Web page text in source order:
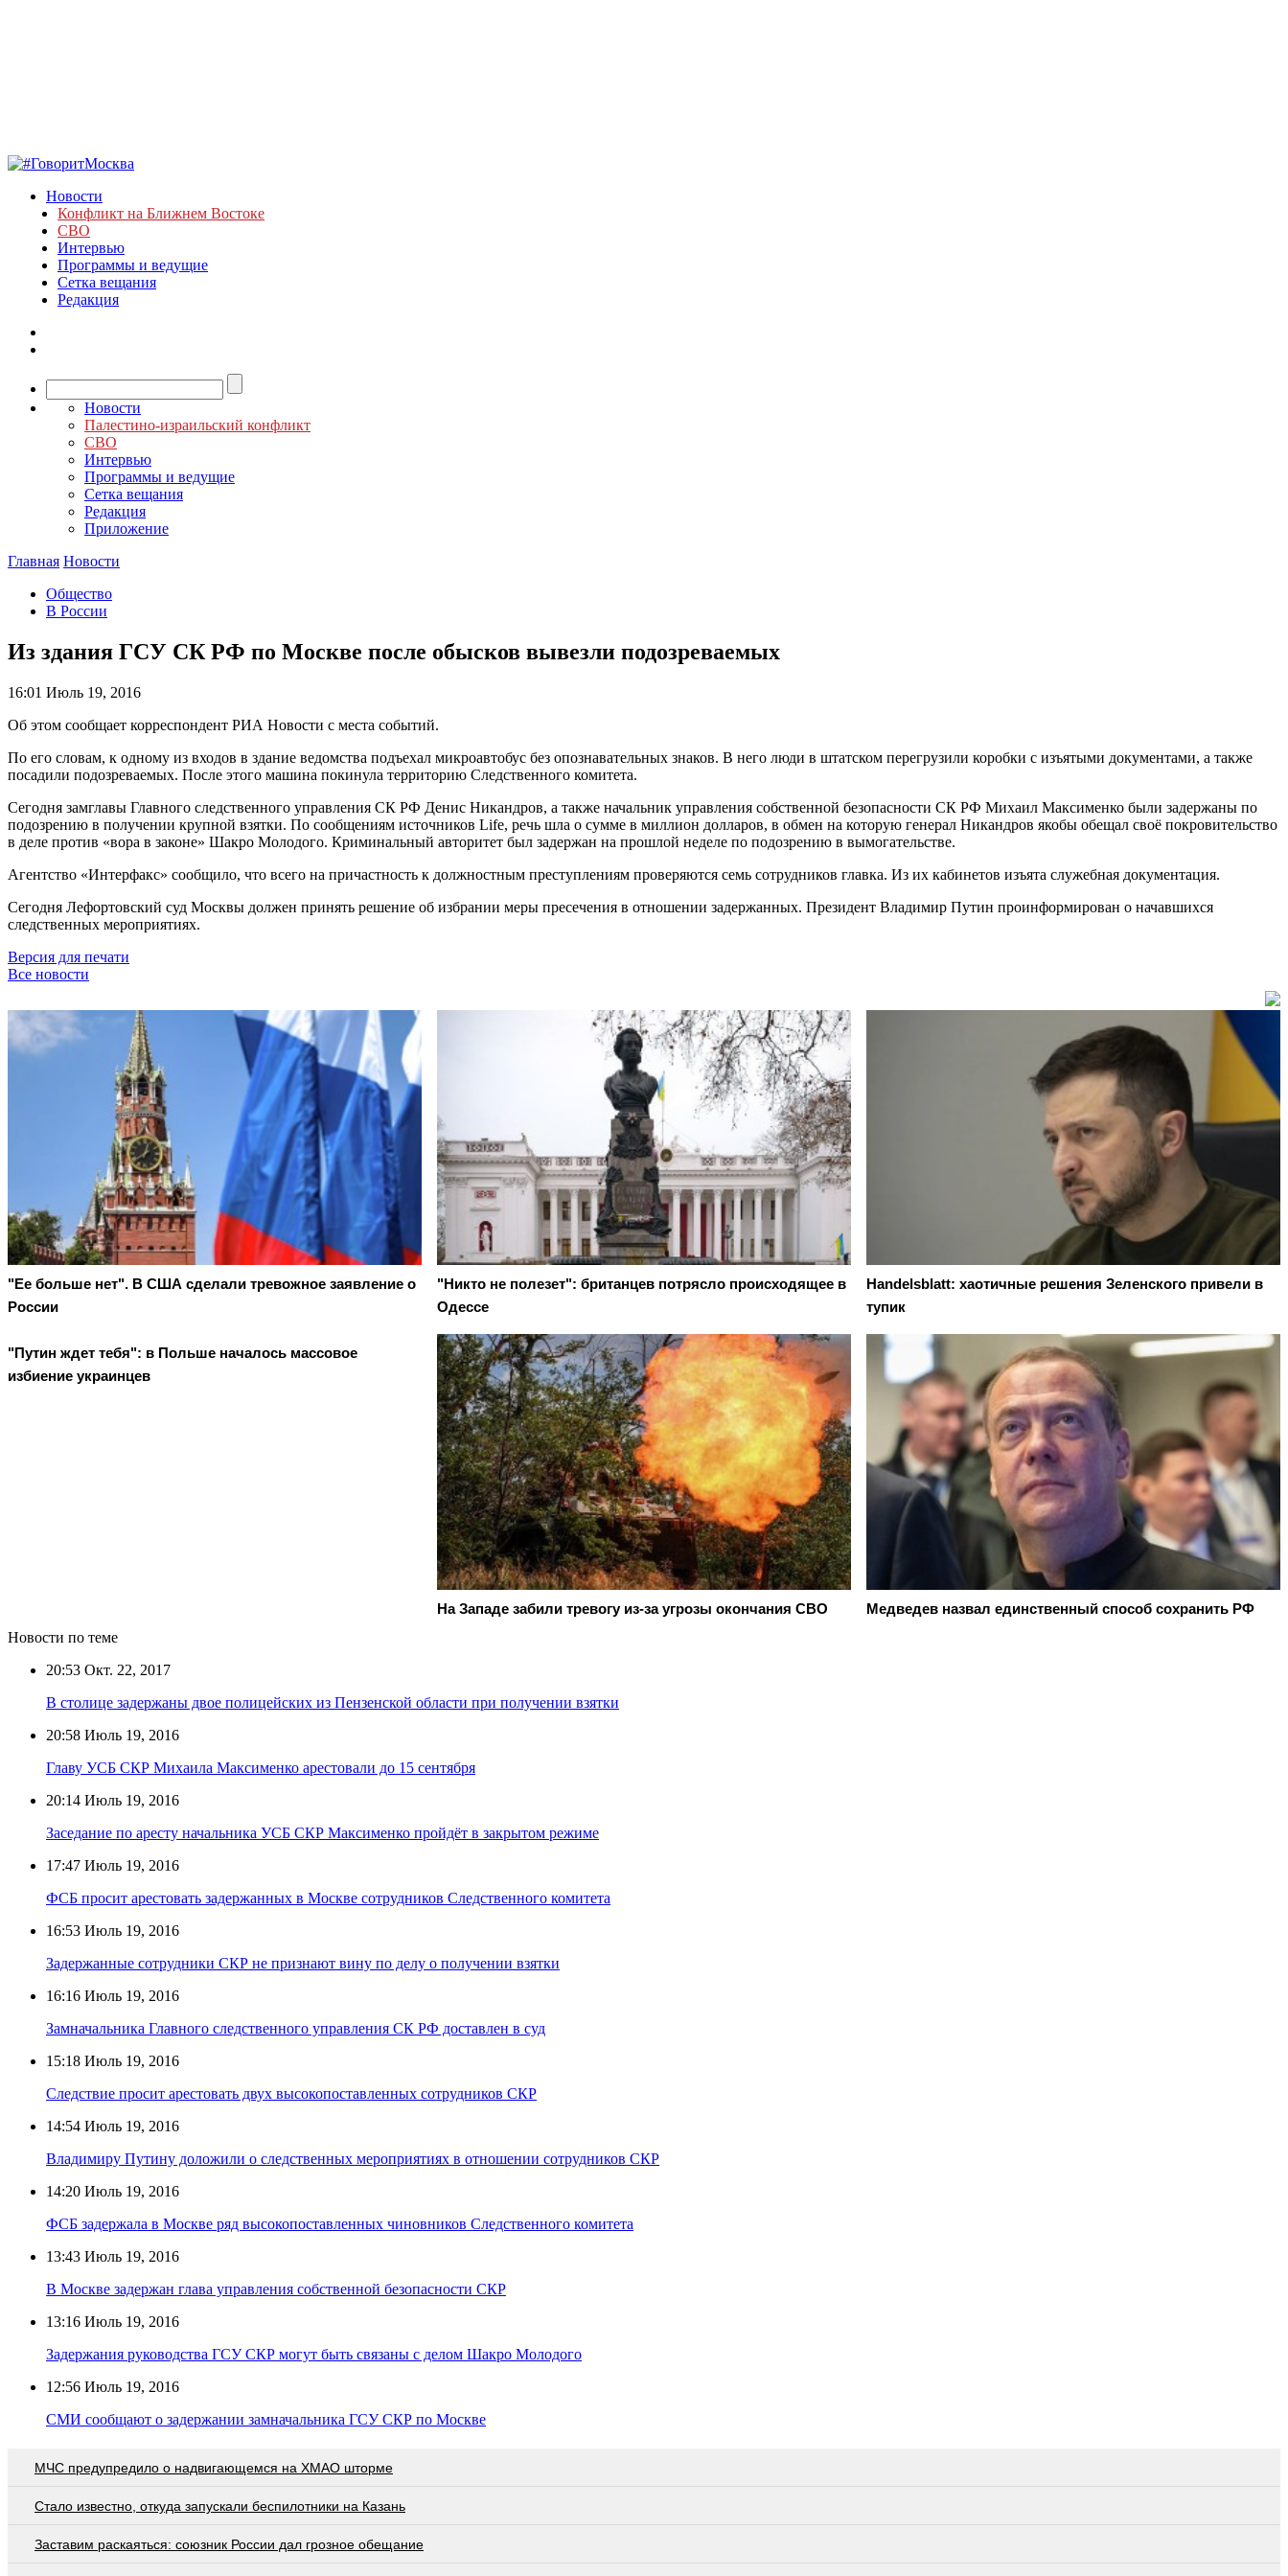
Новости
Конфликт на Ближнем Востоке
СВО
Интервью
Программы и ведущие
Сетка вещания
Редакция
Новости
Палестино-израильский конфликт
СВО
Интервью
Программы и ведущие
Сетка вещания
Редакция
Приложение
Главная Новости
Общество
В России
Из здания ГСУ СК РФ по Москве после обысков вывезли подозреваемых
16:01 Июль 19, 2016
Об этом сообщает корреспондент РИА Новости с места событий.
По его словам, к одному из входов в здание ведомства подъехал микроавтобус без опознавательных знаков. В него люди в штатском перегрузили коробки с изъятыми документами, а также
посадили подозреваемых. После этого машина покинула территорию Следственного комитета.
Сегодня замглавы Главного следственного управления СК РФ Денис Никандров, а также начальник управления собственной безопасности СК РФ Михаил Максименко были задержаны по
подозрению в получении крупной взятки. По сообщениям источников Life, речь шла о сумме в миллион долларов, в обмен на которую генерал Никандров якобы обещал своё покровительство
в деле против «вора в законе» Шакро Молодого. Криминальный авторитет был задержан на прошлой неделе по подозрению в вымогательстве.
Агентство «Интерфакс» сообщило, что всего на причастность к должностным преступлениям проверяются семь сотрудников главка. Из их кабинетов изъята служебная документация.
Сегодня Лефортовский суд Москвы должен принять решение об избрании меры пресечения в отношении задержанных. Президент Владимир Путин проинформирован о начавшихся
следственных мероприятиях.
Версия для печати
Все новости
"Ее больше нет". В США сделали тревожное заявление о
России
"Никто не полезет": британцев потрясло происходящее в
Одессе
Handelsblatt: хаотичные решения Зеленского привели в
тупик
"Путин ждет тебя": в Польше началось массовое
избиение украинцев
На Западе забили тревогу из-за угрозы окончания СВО
Медведев назвал единственный способ сохранить РФ
Новости по теме
20:53 Окт. 22, 2017
В столице задержаны двое полицейских из Пензенской области при получении взятки
20:58 Июль 19, 2016
Главу УСБ СКР Михаила Максименко арестовали до 15 сентября
20:14 Июль 19, 2016
Заседание по аресту начальника УСБ СКР Максименко пройдёт в закрытом режиме
17:47 Июль 19, 2016
ФСБ просит арестовать задержанных в Москве сотрудников Следственного комитета
16:53 Июль 19, 2016
Задержанные сотрудники СКР не признают вину по делу о получении взятки
16:16 Июль 19, 2016
Замначальника Главного следственного управления СК РФ доставлен в суд
15:18 Июль 19, 2016
Следствие просит арестовать двух высокопоставленных сотрудников СКР
14:54 Июль 19, 2016
Владимиру Путину доложили о следственных мероприятиях в отношении сотрудников СКР
14:20 Июль 19, 2016
ФСБ задержала в Москве ряд высокопоставленных чиновников Следственного комитета
13:43 Июль 19, 2016
В Москве задержан глава управления собственной безопасности СКР
13:16 Июль 19, 2016
Задержания руководства ГСУ СКР могут быть связаны с делом Шакро Молодого
12:56 Июль 19, 2016
СМИ сообщают о задержании замначальника ГСУ СКР по Москве
МЧС предупредило о надвигающемся на ХМАО шторме
Стало известно, откуда запускали беспилотники на Казань
Заставим раскаяться: союзник России дал грозное обещание